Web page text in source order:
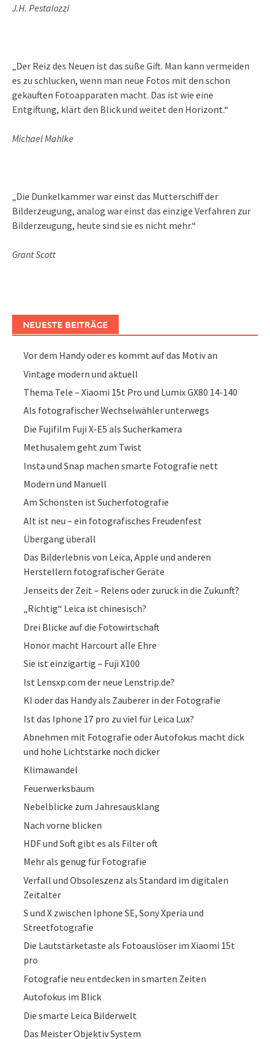
J.H. Pestalozzi
„Der Reiz des Neuen ist das süße Gift. Man kann vermeiden
es zu schlucken, wenn man neue Fotos mit den schon
gekauften Fotoapparaten macht. Das ist wie eine
Entgiftung, klärt den Blick und weitet den Horizont.“
Michael Mahlke
„Die Dunkelkammer war einst das Mutterschiff der
Bilderzeugung, analog war einst das einzige Verfahren zur
Bilderzeugung, heute sind sie es nicht mehr.“
Grant Scott
NEUESTE BEITRÄGE
Vor dem Handy oder es kommt auf das Motiv an
Vintage modern und aktuell
Thema Tele – Xiaomi 15t Pro und Lumix GX80 14-140
Als fotografischer Wechselwähler unterwegs
Die Fujifilm Fuji X-E5 als Sucherkamera
Methusalem geht zum Twist
Insta und Snap machen smarte Fotografie nett
Modern und Manuell
Am Schönsten ist Sucherfotografie
Alt ist neu – ein fotografisches Freudenfest
Übergang überall
Das Bilderlebnis von Leica, Apple und anderen
Herstellern fotografischer Geräte
Jenseits der Zeit – Relens oder zurück in die Zukunft?
„Richtig“ Leica ist chinesisch?
Drei Blicke auf die Fotowirtschaft
Honor macht Harcourt alle Ehre
Sie ist einzigartig – Fuji X100
Ist Lensxp.com der neue Lenstrip.de?
KI oder das Handy als Zauberer in der Fotografie
Ist das Iphone 17 pro zu viel für Leica Lux?
Abnehmen mit Fotografie oder Autofokus macht dick
und hohe Lichtstärke noch dicker
Klimawandel
Feuerwerksbaum
Nebelblicke zum Jahresausklang
Nach vorne blicken
HDF und Soft gibt es als Filter oft
Mehr als genug für Fotografie
Verfall und Obsoleszenz als Standard im digitalen
Zeitalter
S und X zwischen Iphone SE, Sony Xperia und
Streetfotografie
Die Lautstärketaste als Fotoauslöser im Xiaomi 15t
pro
Fotografie neu entdecken in smarten Zeiten
Autofokus im Blick
Die smarte Leica Bilderwelt
Das Meister Objektiv System